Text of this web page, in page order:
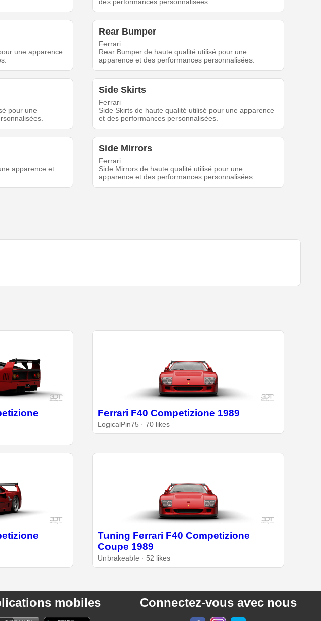
des performances personnalisées.
une apparence
Rear Bumper
Ferrari
Rear Bumper de haute qualité utilisé pour une
apparence et des performances personnalisées.
pour une
Side Skirts
Ferrari
Side Skirts de haute qualité utilisé pour une apparence
et des performances personnalisées.
apparence et
Side Mirrors
Ferrari
Side Mirrors de haute qualité utilisé pour une
apparence et des performances personnalisées.
Ferrari F40 Competizione 1989
LogicalPin75 · 70 likes
Tuning Ferrari F40 Competizione
Coupe 1989
UnbrakeabIe · 52 likes
mobiles Connectez-vous avec nous